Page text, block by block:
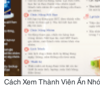
Cách Xem Thành Viên Ẩn